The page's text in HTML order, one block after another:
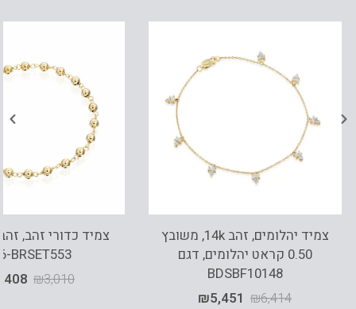
צמיד יהלומים, זהב 14k, משובץ
0.50 קראט יהלומים, דגם
BDSBF10148
₪6,414
₪5,451
BRSET553
₪3,010